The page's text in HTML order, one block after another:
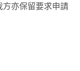
亦保留要求申請